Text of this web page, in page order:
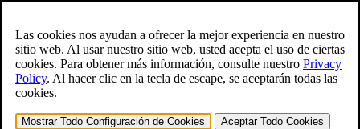
Las cookies nos ayudan a ofrecer la mejor experiencia en nuestro
sitio web. Al usar nuestro sitio web, usted acepta el uso de ciertas
cookies. Para obtener más información, consulte nuestro Privacy
Policy. Al hacer clic en la tecla de escape, se aceptarán todas las
cookies.
Mostrar Todo Configuración de Cookies Aceptar Todo Cookies
Abra el Búsqueda formulario.
English
Para ayuda inmediata: 800-544-9144
Generador gratuito de reclamaciones CCK VA